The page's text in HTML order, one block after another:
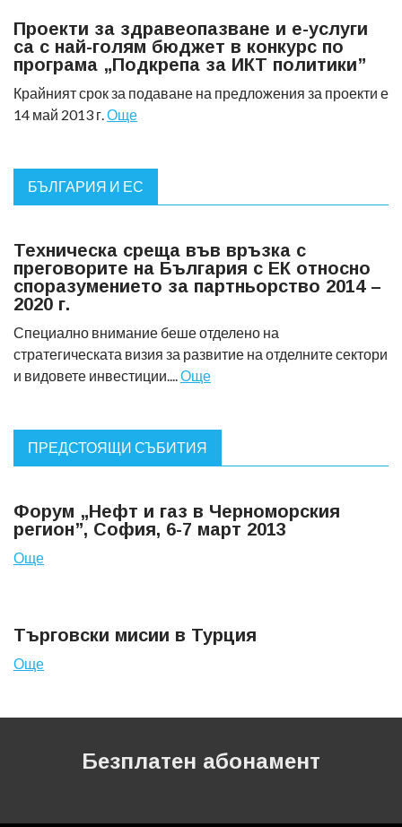
Проекти за здравеопазване и е-услуги
са с най-голям бюджет в конкурс по
програма „Подкрепа за ИКТ политики”
Крайният срок за подаване на предложения за проекти е
14 май 2013 г.Още
БЪЛГАРИЯ И ЕС
Техническа среща във връзка с
преговорите на България с ЕК относно
споразумението за партньорство 2014 –
2020 г.
Специално внимание беше отделено на
стратегическата визия за развитие на отделните сектори
и видовете инвестиции....Още
ПРЕДСТОЯЩИ СЪБИТИЯ
Форум „Нефт и газ в Черноморския
регион”, София, 6-7 март 2013
Още
Търговски мисии в Турция
Още
Безплатен абонамент